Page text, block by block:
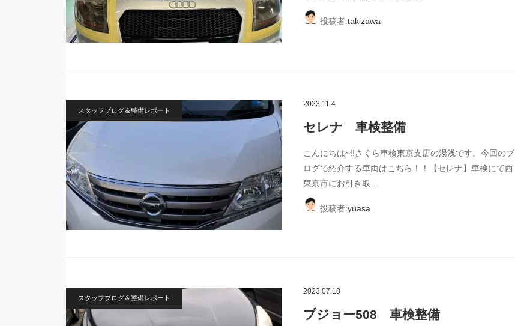
投稿者:takizawa
スタッフブログ＆整備レポート
2023.11.4
セレナ 車検整備
こんにちは~!!さくら車検東京支店の湯浅です。今回のブ
ログで紹介する車両はこちら！！【セレナ】車検にて西
東京市にお引き取…
投稿者:yuasa
スタッフブログ＆整備レポート
2023.07.18
プジョー508 車検整備